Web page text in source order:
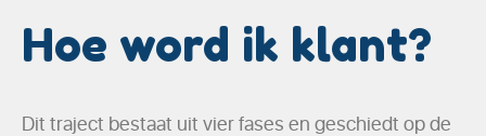
Hoe word ik klant?
Dit traject bestaat uit vier fases en geschiedt op de